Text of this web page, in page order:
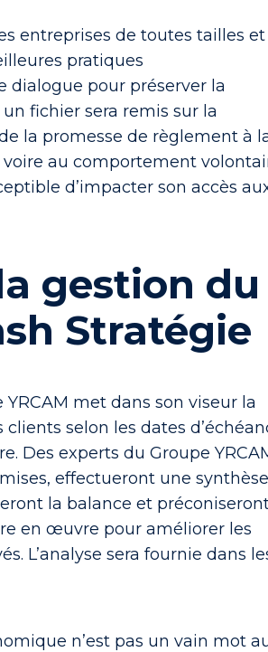
entreprises de toutes tailles et
pratiques
dialogue pour préserver la
fichier sera remis sur la
la promesse de règlement à
voire au comportement
d’impacter son accès
gestion du
Stratégie
met dans son viseur la
selon les dates
Des experts du Groupe
effectueront une synthèse
la balance et
en œuvre pour améliorer les
L’analyse sera fournie dans
n’est pas un vain mot